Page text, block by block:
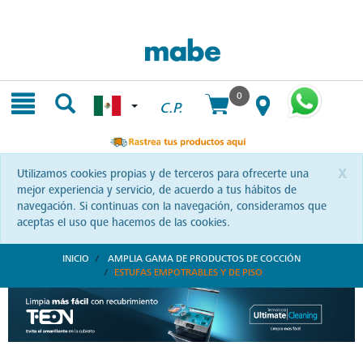
C.P.
0
x
Utilizamos cookies propias y de terceros para ofrecerte una
mejor experiencia y servicio, de acuerdo a tus hábitos de
navegación. Si continuas con la navegación, consideramos que
aceptas el uso que hacemos de las cookies.
INICIO
AMPLIA GAMA DE PRODUCTOS DE COCCIÓN
ESTUFAS EMPOTRABLES Y DE PISO